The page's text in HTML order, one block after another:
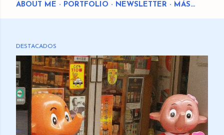
ABOUT ME PORTFOLIO NEWSLETTER MÁS…
DESTACADOS